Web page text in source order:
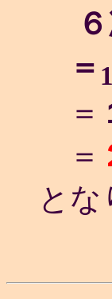
６
＝
＝
＝
とな